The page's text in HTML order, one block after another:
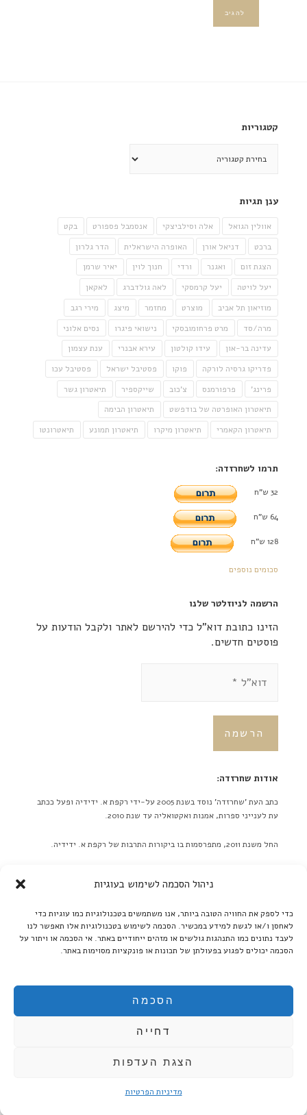
ניהול הסכמה לשימוש בעוגיות
כדי לספק את החוויה הטובה ביותר, אנו משתמשים בטכנולוגיות כמו עוגיות כדי
לאחסן ו/או לגשת למידע במכשיר. הסכמה לשימוש בטכנולוגיות אלו תאפשר לנו
לעבד נתונים כמו התנהגות גולשים או מזהים ייחודיים באתר. אי הסכמה או ויתור על
הסכמה יכולים לפגוע בפעולתן של תכונות או פונקציות מסוימות באתר.
הסכמה
דחייה
הצגת העדפות
מדיניות הפרטיות
קטגוריות
ענן תגיות
אוולין הגואל אלה וסילביצקי אנסמבל פספורט
בקט
ברכט
דניאל אורן האופרה הישראלית
הדר גלרון
הצגת זום
ואגנר ורדי חנוך לוין
יאיר שרמן
יעל לויטה
יעל קרמסקי לאה גולדברג
לאקאן
מוזיאון תל אביב
מוצרט מחזמר מיצג
מירי רגב
מרה/סד
מרט פרחומובסקי נישואי פיגרו
נסים אלוני
עדינה בר-און
עידו קולטון עירא אבנרי
ענת עצמון
פדריקו גרסיה לורקה
פוקו פסטיבל ישראל
פסטיבל עכו
פרינג'
פרפורמנס צ'כוב שייקספיר
תיאטרון גשר
תיאטרון האופרטה של בודפשט
תיאטרון הבימה
תיאטרון הקאמרי
תיאטרון מיקרו תיאטרון תמונע תיאטרונטו
תרמו לשחרזדה:
32 ש"ח
64 ש"ח
128 ש"ח
סכומים נוספים
הרשמה לניוזלטר שלנו
הזינו כתובת דוא"ל כדי להירשם לאתר ולקבל הודעות על
פוסטים חדשים.
אודות שחרזדה:
כתב העת 'שחרזדה' נוסד בשנת 2005 על-ידי רקפת א. ידידיה ופעל ככתב
עת לענייני ספרות, אמנות ואקטואליה עד שנת 2010.
החל משנת 2011, מתפרסמות בו ביקורות התרבות של רקפת א. ידידיה.
כפריוויו, אלא ביקורות בלבד! ברם, ידיעות על אירועים שונים יתקבלו
קרא עוד ←
בקרו אותנו גם ב'בית אוצר - ספרים אלקטרוניים':